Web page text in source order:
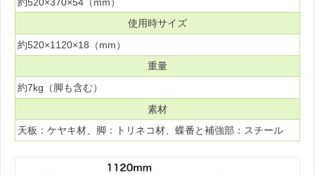
使用時サイズ
約520×1120×18（mm）
重量
約7kg（脚も含む）
素材
天板：ケヤキ材、脚：トリネコ材、蝶番と補強部：スチール